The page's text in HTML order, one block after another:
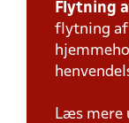
Flytning
flytning af
Læs mere